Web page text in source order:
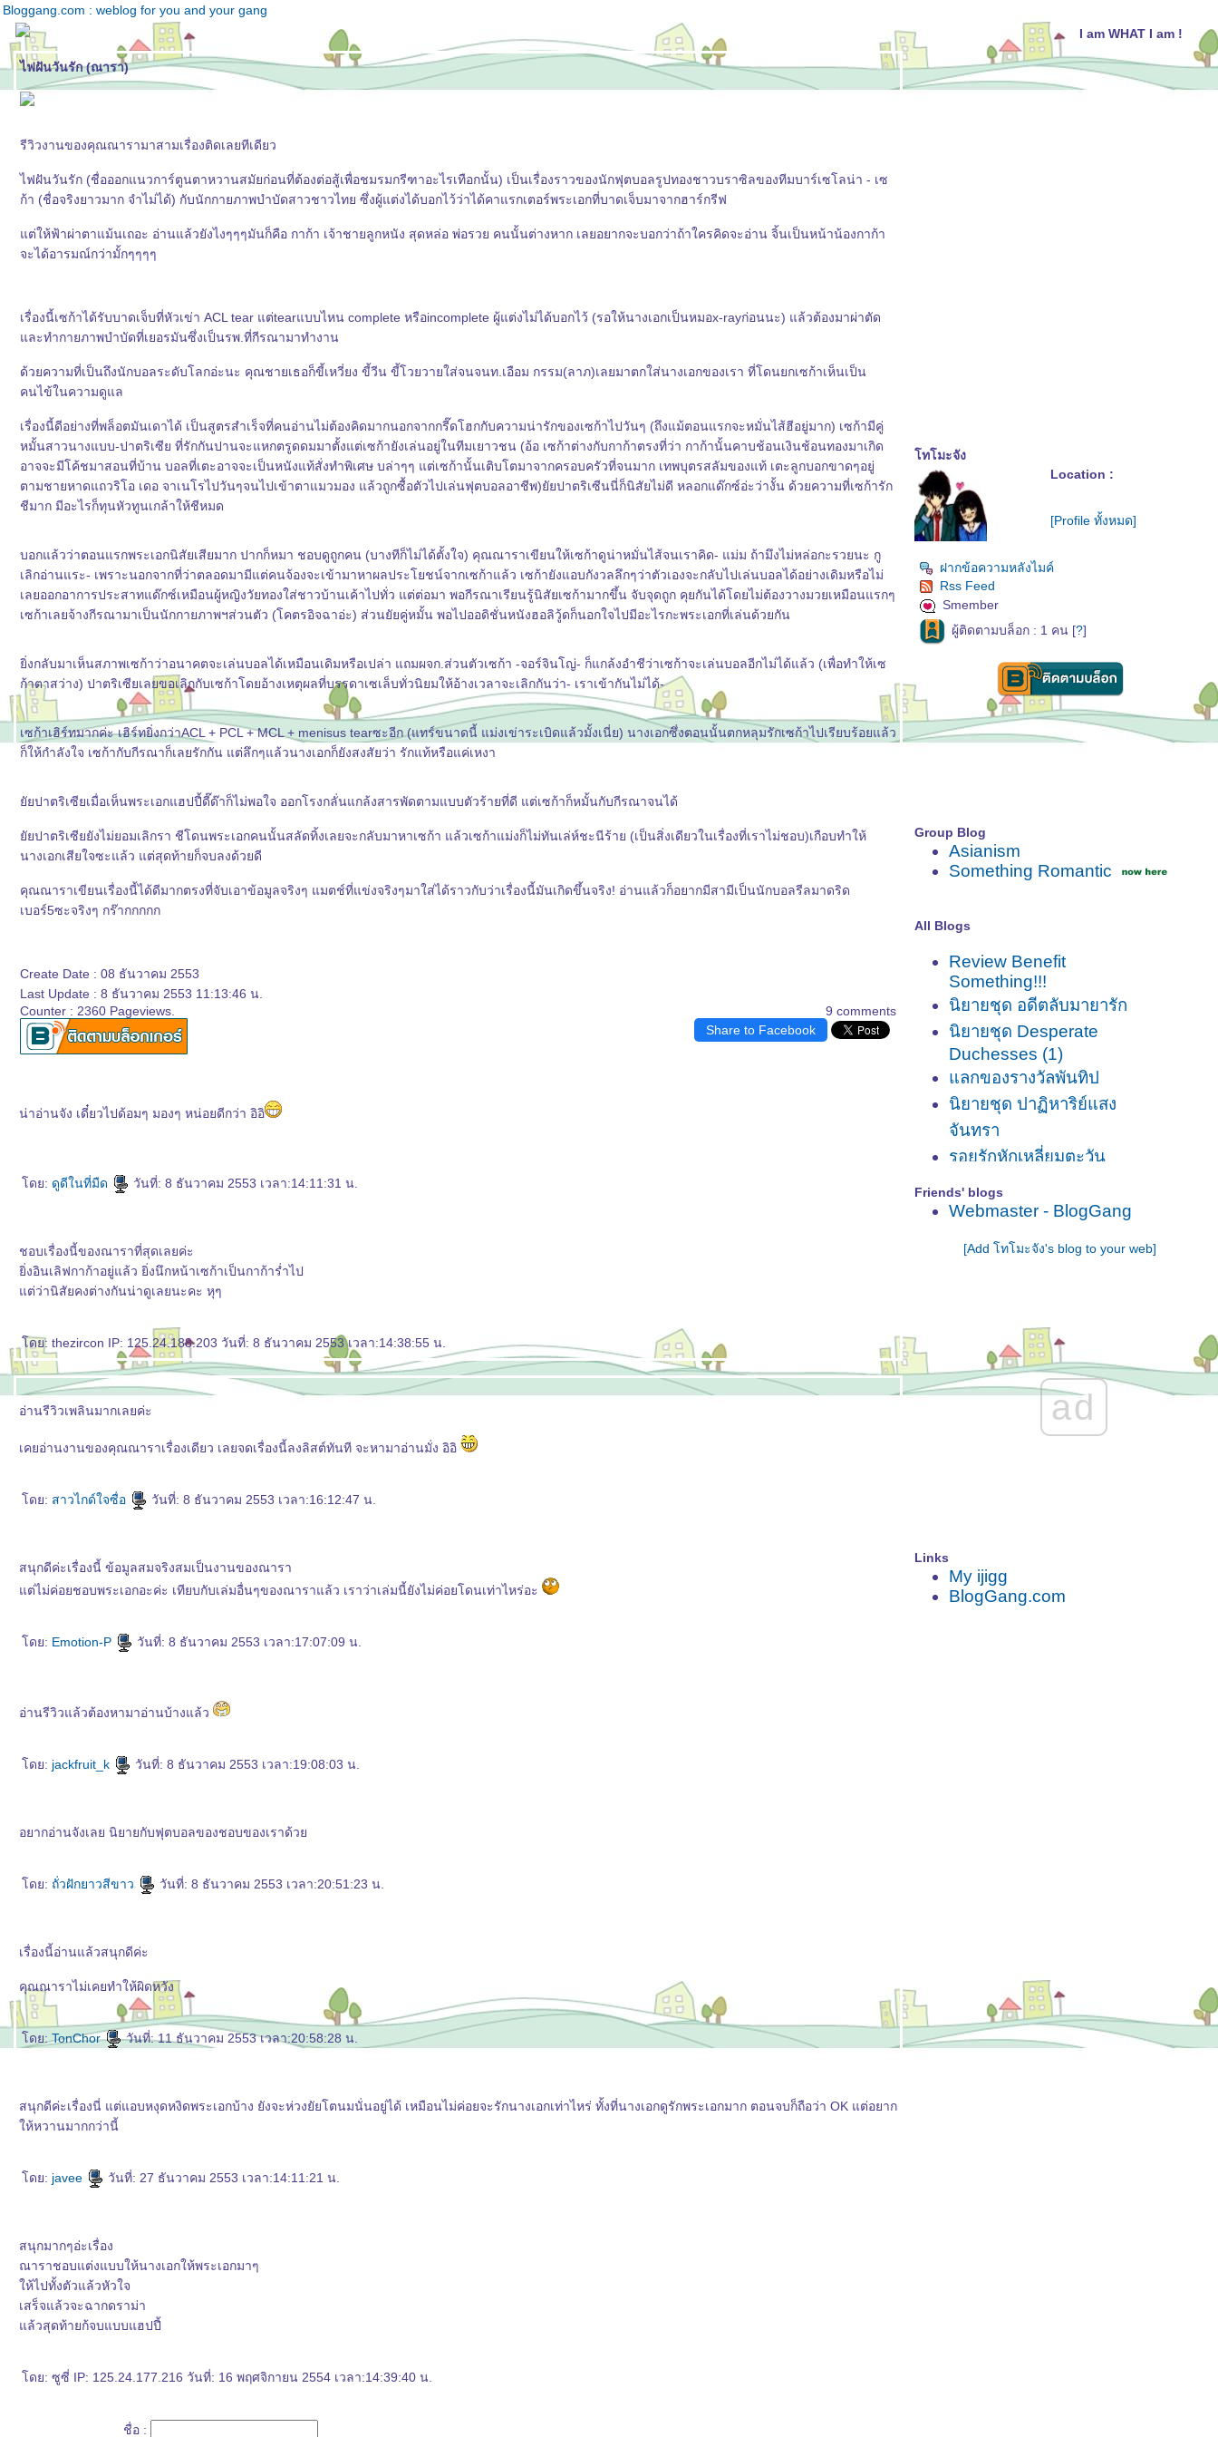
Bloggang.com : weblog for you and your gang
I am WHAT I am !
ไฟฝันวันรัก (ณารา)
รีวิวงานของคุณณารามาสามเรื่องติดเลยทีเดียว
ไฟฝันวันรัก (ชื่อออกแนวการ์ตูนตาหวานสมัยก่อนที่ต้องต่อสู้เพื่อชมรมกรีฑาอะไรเทือกนั้น) เป็นเรื่องราวของนักฟุตบอลรูปทองชาวบราซิลของทีมบาร์เซโลน่า - เซ
ก้า (ชื่อจริงยาวมาก จำไม่ได้) กับนักกายภาพบำบัดสาวชาวไทย ซึ่งผู้แต่งได้บอกไว้ว่าได้คาแรกเตอร์พระเอกที่บาดเจ็บมาจากฮาร์กรีฟ
ต่ให้ฟ้าผ่าตาแม้นเถอะ อ่านแล้วยังไงๆๆๆมันก็คือ กาก้า เจ้าชายลูกหนัง สุดหล่อ พ่อรวย คนนั้นต่างหาก เลยอยากจะบอกว่าถ้าใครคิดจะอ่าน จิ้นเป็นหน้าน้องกาก้า
จะได้อารมณ์กว่ามั้กๆๆๆๆ
เรื่องนี้เซก้าได้รับบาดเจ็บที่หัวเข่า ACL tear แต่tearแบบไหน complete หรือincomplete ผู้แต่งไม่ได้บอกไว้ (รอให้นางเอกเป็นหมอx-rayก่อนนะ) แล้วต้องมาผ่าตัด
ละทำกายภาพบำบัดที่เยอรมันซึ่งเป็นรพ.ที่กีรณามาทำงาน
ด้วยความที่เป็นถึงนักบอลระดับโลกอ่ะนะ คุณชายเธอก็ขี้เหวี่ยง ขี้วีน ขี้โวยวายใส่จนจนท.เอือม กรรม(ลาภ)เลยมาตกใส่นางเอกของเรา ที่โดนยกเซก้าเห็นเป็น
คนไข้ในความดูแล
เรื่องนี้ดีอย่างที่พล็อตมันเดาได้ เป็นสูตรสำเร็จที่คนอ่านไม่ต้องคิดมากนอกจากกรี๊ดโฮกกับความน่ารักของเซก้าไปวันๆ (ถึงแม้ตอนแรกจะหมั่นไส้ฮีอยู่มาก) เซก้ามีคู่
หมั้นสาวนางแบบ-ปาตริเซีย ที่รักกันปานจะแหกตรูดดมมาตั้งแต่เซก้ายังเล่นอยู่ในทีมเยาวชน (อ้อ เซก้าต่างกับกาก้าตรงที่ว่า กาก้านั้นคาบช้อนเงินช้อนทองมาเกิด
อาจจะมีโค้ชมาสอนที่บ้าน บอลที่เตะอาจจะเป็นหนังแท้สั่งทำพิเศษ บล่าๆๆ แต่เซก้านั้นเติบโตมาจากครอบครัวที่จนมาก เทพบุตรสลัมของแท้ เตะลูกบอกขาดๆอยู่
ตามชายหาดแถวริโอ เดอ จาเนโรไปวันๆจนไปเข้าตาแมวมอง แล้วถูกซื้อตัวไปเล่นฟุตบอลอาชีพ)ยัยปาตริเซีนนี่ก็นิสัยไม่ดี หลอกแด๊กซ์อ่ะว่างั้น ด้วยความที่เซก้ารัก
ชีมาก มีอะไรก็ทุนหัวทูนเกล้าให้ชีหมด
บอกแล้วว่าตอนแรกพระเอกนิสัยเสียมาก ปากก็หมา ชอบดูถูกคน (บางทีก็ไม่ได้ตั้งใจ) คุณณาราเขียนให้เซก้าดูน่าหมั่นไส้จนเราคิด- แม่ม ถ้ามึงไม่หล่อกะรวยนะ กู
เลิกอ่านแระ- เพราะนอกจากที่ว่าตลอดมามีแต่คนจ้องจะเข้ามาหาผลประโยชน์จากเซก้าแล้ว เซก้ายังแอบกังวลลึกๆว่าตัวเองจะกลับไปเล่นบอลได้อย่างเดิมหรือไม่
เลยออกอาการประสาทแด๊กซ์เหมือนผู้หญิงวัยทองใส่ชาวบ้านเค้าไปทั่ว แต่ต่อมา พอกีรณาเรียนรู้นิสัยเซก้ามากขึ้น จับจุดถูก คุยกันได้โดยไม่ต้องวางมวยเหมือนแรกๆ
เซก้าเลยจ้างกีรณามาเป็นนักกายภาพฯส่วนตัว (โคตรอิจฉาอ่ะ) ส่วนยัยคู่หมั้น พอไปออดิชั่นหนังฮอลิวู้ดก็นอกใจไปมีอะไรกะพระเอกที่เล่นด้วยกัน
ิ่งกลับมาเห็นสภาพเซก้าว่าอนาคตจะเล่นบอลได้เหมือนเดิมหรือเปล่า แถมผจก.ส่วนตัวเซก้า -จอร์จินโญ่- ก็แกล้งอำชีว่าเซก้าจะเล่นบอลอีกไม่ได้แล้ว (เพื่อทำให้เซ
ก้าตาสว่าง) ปาตริเซียเลยขอเลิกกับเซก้าโดยอ้างเหตุผลที่บรรดาเซเล็บทั่วนิยมให้อ้างเวลาจะเลิกกันว่า- เราเข้ากันไม่ได้-
เซก้าเฮิร์ทมากค่ะ เฮิร์ทยิ่งกว่าACL + PCL + MCL + menisus tearซะอีก (แทร์ขนาดนี้ แม่งเข่าระเบิดแล้วมั้งเนี่ย) นางเอกซึ่งตอนนั้นตกหลุมรักเซก้าไปเรียบร้อยแล้ว
ก็ให้กำลังใจ เซก้ากับกีรณาก็เลยรักกัน แต่ลึกๆแล้วนางเอกก็ยังสงสัยว่า รักแท้หรือแค่เหงา
ัยปาตริเซียเมื่อเห็นพระเอกแฮปปี้ดี๊ด๊าก็ไม่พอใจ ออกโรงกลั่นแกล้งสารพัดตามแบบตัวร้ายที่ดี แต่เซก้าก็หมั้นกับกีรณาจนได้
ัยปาตริเซียยังไม่ยอมเลิกรา ชีโดนพระเอกคนนั้นสลัดทิ้งเลยจะกลับมาหาเซก้า แล้วเซก้าแม่งก็ไม่ทันเล่ห์ชะนีร้าย (เป็นสิ่งเดียวในเรื่องที่เราไม่ชอบ)เกือบทำให้
นางเอกเสียใจซะแล้ว แต่สุดท้ายก็จบลงด้วยดี
คุณณาราเขียนเรื่องนี้ได้ดีมากตรงที่จับเอาข้อมูลจริงๆ แมตช์ที่แข่งจริงๆมาใส่ได้ราวกับว่าเรื่องนี้มันเกิดขึ้นจริง! อ่านแล้วก็อยากมีสามีเป็นนักบอลรีลมาดริด
เบอร์5ซะจริงๆ กร๊ากกกกก
Create Date : 08 ธันวาคม 2553
Last Update : 8 ธันวาคม 2553 11:13:46 น.
9 comments
Counter : 2360 Pageviews.
Share to Facebook
น่าอ่านจัง เดี๋ยวไปด้อมๆ มองๆ หน่อยดีกว่า อิอิ
ดย: ดูดีในที่มืด วันที่: 8 ธันวาคม 2553 เวลา:14:11:31 น.
ชอบเรื่องนี้ของณาราที่สุดเลยค่ะ
ิ่งอินเลิฟกาก้าอยู่แล้ว ยิ่งนึกหน้าเซก้าเป็นกาก้าร่ำไป
ต่ว่านิสัยคงต่างกันน่าดูเลยนะคะ หุๆ
ดย: thezircon IP: 125.24.188.203 วันที่: 8 ธันวาคม 2553 เวลา:14:38:55 น.
อ่านรีวิวเพลินมากเลยค่ะ
เคยอ่านงานของคุณณาราเรื่องเดียว เลยจดเรื่องนี้ลงลิสต์ทันที จะหามาอ่านมั่ง อิอิ
ดย: สาวไกด์ใจซื่อ วันที่: 8 ธันวาคม 2553 เวลา:16:12:47 น.
สนุกดีค่ะเรื่องนี้ ข้อมูลสมจริงสมเป็นงานของณารา
ต่ไม่ค่อยชอบพระเอกอะค่ะ เทียบกับเล่มอื่นๆของณาราแล้ว เราว่าเล่มนี้ยังไม่ค่อยโดนเท่าไหร่อะ
ดย: Emotion-P วันที่: 8 ธันวาคม 2553 เวลา:17:07:09 น.
อ่านรีวิวแล้วต้องหามาอ่านบ้างแล้ว
ดย: jackfruit_k วันที่: 8 ธันวาคม 2553 เวลา:19:08:03 น.
อยากอ่านจังเลย นิยายกับฟุตบอลของชอบของเราด้ว
ดย: ถั่วฝักยาวสีขาว วันที่: 8 ธันวาคม 2553 เวลา:20:51:23 น.
เรื่องนี้อ่านแล้วสนุกดีค่ะ
คุณณาราไม่เคยทำให้ผิดหวัง
ดย:TonChor วันที่: 11 ธันวาคม 2553 เวลา:20:58:28 น.
สนุกดีค่ะเรื่องนี่ แต่แอบหงุดหงิดพระเอกบ้าง ยังจะห่วงยัยโตนมนั่นอยู่ได้ เหมือนไม่ค่อยจะรักนางเอกเท่าไหร่ ทั้งที่นางเอกดูรักพระเอกมาก ตอนจบก็ถือว่า OK แต่อยาก
ห้หวานมากกว่านี้
ดย: javee วันที่: 27 ธันวาคม 2553 เวลา:14:11:21 น.
สนุกมากๆอ่ะเรื่อง
ณาราชอบแต่งแบบให้นางเอกให้พระเอกมาๆ
ห้ไปทั้งตัวแล้วหัวใจ
เสร็จแล้วจะฉากดราม่า
ล้วสุดท้ายก้จบแบบแฮปปี้
ดย: ซูซี่ IP: 125.24.177.216 วันที่: 16 พฤศจิกายน 2554 เวลา:14:39:40 น.
ชื่อ :
ทโมะจัง
Location :
[Profile ทั้งหมด]
ฝากข้อความหลังไมค์
Rss Feed
Smember
ผู้ติดตามบล็อก : 1 คน [?]
Group Blog
Asianism
Something Romantic
All Blogs
Review Benefit
Something!!!
นิยายชุด อดีตลับมายารัก
นิยายชุด Desperate
Duchesses (1)
ลกของรางวัลพันทิป
นิยายชุด ปาฏิหาริย์แสง
จันทรา
รอยรักหักเหลี่ยมตะวัน
ไฟฝันวันรัก (ณารา)
ดั่งต้องมนตรา
An Affair before
Chrismas
รอยฝันตะัวันเดือด
Friends' blogs
Webmaster - BlogGang
[Add โทโมะจัง's blog to your web]
ad
Links
My ijigg
BlogGang.com